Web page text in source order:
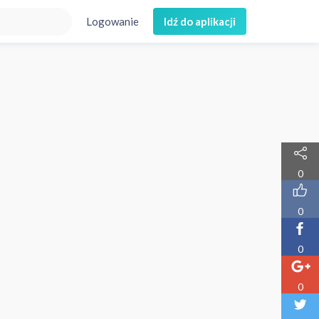
Logowanie Idź do aplikacji
0
0
0
0